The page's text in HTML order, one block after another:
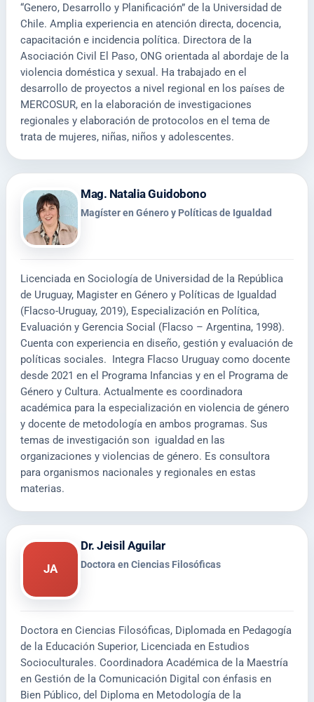
“Genero, Desarrollo y Planificación” de la Universidad de
Chile. Amplia experiencia en atención directa, docencia,
capacitación e incidencia política. Directora de la
Asociación Civil El Paso, ONG orientada al abordaje de la
violencia doméstica y sexual. Ha trabajado en el
desarrollo de proyectos a nivel regional en los países de
MERCOSUR, en la elaboración de investigaciones
regionales y elaboración de protocolos en el tema de
trata de mujeres, niñas, niños y adolescentes.
Mag. Natalia Guidobono
Magíster en Género y Políticas de Igualdad
Licenciada en Sociología de Universidad de la República
de Uruguay, Magister en Género y Políticas de Igualdad
(Flacso-Uruguay, 2019), Especialización en Política,
Evaluación y Gerencia Social (Flacso – Argentina, 1998).
Cuenta con experiencia en diseño, gestión y evaluación de
políticas sociales. Integra Flacso Uruguay como docente
desde 2021 en el Programa Infancias y en el Programa de
Género y Cultura. Actualmente es coordinadora
académica para la especialización en violencia de género
y docente de metodología en ambos programas. Sus
temas de investigación son igualdad en las
organizaciones y violencias de género. Es consultora
para organismos nacionales y regionales en estas
materias.
JA
Dr. Jeisil Aguilar
Doctora en Ciencias Filosóficas
Doctora en Ciencias Filosóficas, Diplomada en Pedagogía
de la Educación Superior, Licenciada en Estudios
Socioculturales. Coordinadora Académica de la Maestría
en Gestión de la Comunicación Digital con énfasis en
Bien Público, del Diploma en Metodología de la